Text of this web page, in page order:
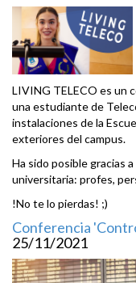
LIVING TELECO es un
una estudiante de
instalaciones de la
exteriores del campus.
Ha sido posible gracias
universitaria: profes,
!No te lo pierdas! ;)
Conferencia
25/11/2021